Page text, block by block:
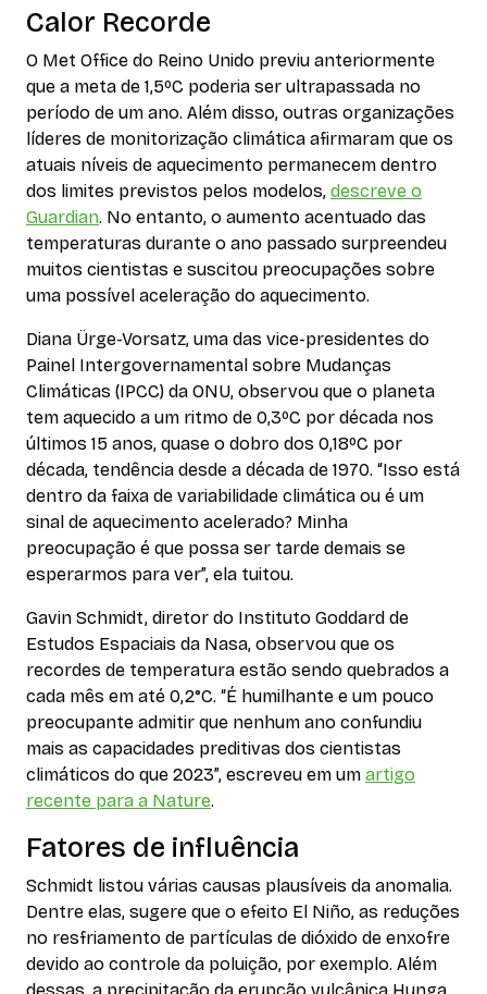
Calor Recorde
O Met Office do Reino Unido previu anteriormente
que a meta de 1,5ºC poderia ser ultrapassada no
período de um ano. Além disso, outras organizações
líderes de monitorização climática afirmaram que os
atuais níveis de aquecimento permanecem dentro
dos limites previstos pelos modelos, descreve o
Guardian. No entanto, o aumento acentuado das
temperaturas durante o ano passado surpreendeu
muitos cientistas e suscitou preocupações sobre
uma possível aceleração do aquecimento.
Diana Ürge-Vorsatz, uma das vice-presidentes do
Painel Intergovernamental sobre Mudanças
Climáticas (IPCC) da ONU, observou que o planeta
tem aquecido a um ritmo de 0,3ºC por década nos
últimos 15 anos, quase o dobro dos 0,18ºC por
década, tendência desde a década de 1970. “Isso está
dentro da faixa de variabilidade climática ou é um
sinal de aquecimento acelerado? Minha
preocupação é que possa ser tarde demais se
esperarmos para ver”, ela tuitou.
Gavin Schmidt, diretor do Instituto Goddard de
Estudos Espaciais da Nasa, observou que os
recordes de temperatura estão sendo quebrados a
cada mês em até 0,2°C. “É humilhante e um pouco
preocupante admitir que nenhum ano confundiu
mais as capacidades preditivas dos cientistas
climáticos do que 2023”, escreveu em um artigo
recente para a Nature.
Fatores de influência
Schmidt listou várias causas plausíveis da anomalia.
Dentre elas, sugere que o efeito El Niño, as reduções
no resfriamento de partículas de dióxido de enxofre
devido ao controle da poluição, por exemplo. Além